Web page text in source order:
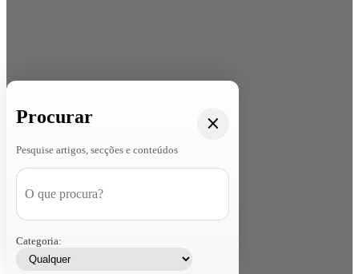
Procurar
Pesquise artigos, secções e conteúdos
Categoria: